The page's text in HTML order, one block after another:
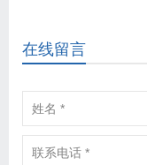
在线留言